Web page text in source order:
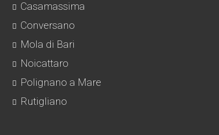
Casamassima
Conversano
Mola di Bari
Noicattaro
Polignano a Mare
Rutigliano